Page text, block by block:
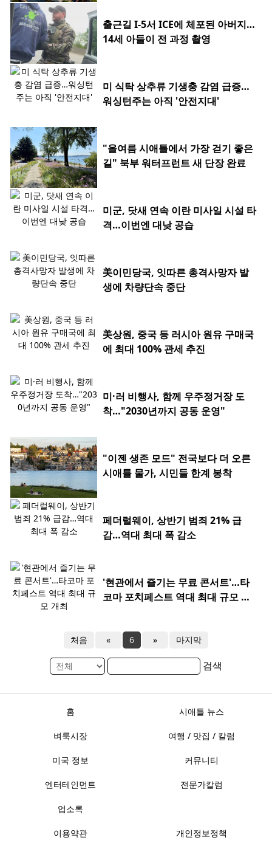
출근길 I-5서 ICE에 체포된 아버지…
14세 아들이 전 과정 촬영
미 식탁 상추류 기생충 감염 급증…
워싱턴주는 아직 '안전지대'
"올여름 시애틀에서 가장 걷기 좋은
길" 북부 워터프런트 새 단장 완료
미군, 닷새 연속 이란 미사일 시설 타
격…이번엔 대낮 공습
美이민당국, 잇따른 총격사망자 발
생에 차량단속 중단
美상원, 중국 등 러시아 원유 구매국
에 최대 100% 관세 추진
미·러 비행사, 함께 우주정거장 도
착…"2030년까지 공동 운영"
"이젠 생존 모드" 전국보다 더 오른
시애틀 물가, 시민들 한계 봉착
페더럴웨이, 상반기 범죄 21% 급
감…역대 최대 폭 감소
'현관에서 즐기는 무료 콘서트'…타
코마 포치페스트 역대 최대 규모 개
처음 « 6 » 마지막
검색
홈 시애틀 뉴스
벼룩시장 여행 / 맛집 / 칼럼
미국 정보 커뮤니티
엔터테인먼트 전문가칼럼
업소록
이용약관 개인정보정책